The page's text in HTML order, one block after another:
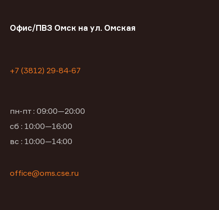
Офис/ПВЗ Омск на ул. Омская
+7 (3812) 29-84-67
пн-пт : 09:00—20:00
сб : 10:00—16:00
вс : 10:00—14:00
office@oms.cse.ru